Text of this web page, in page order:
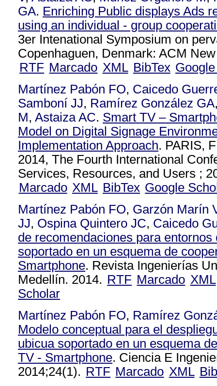
GA. Enriching Public displays Ads
using an individual - group
3er Intenational Symposium on
Copenhaguen, Denmark: ACM
RTF Marcado XML BibTex
Martínez Pabón FO, Caicedo
Samboní JJ, Ramírez González GA
M, Astaiza AC. Smart TV –
Model on Digital Signage
Implementation Approach. PARIS,
2014, The Fourth International
Services, Resources, and Users ;
Marcado XML BibTex Google
Martínez Pabón FO, Garzón Marín
JJ, Ospina Quintero JC, Caicedo
de recomendaciones para
soportado en un esquema de
Smartphone. Revista Ingenierías
Medellín. 2014. RTF Marcado XML
Scholar
Martínez Pabón FO, Ramírez
Modelo conceptual para el
ubicua soportado en un esquema
TV - Smartphone. Ciencia E
2014;24(1). RTF Marcado XML